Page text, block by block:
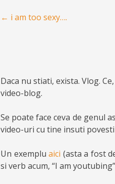
Post navigation
← i am too sexy….
Daca nu stiati, exista. Vlog.
video-blog.
Se poate face ceva de genul
video-uri cu tine insuti
Un exempluaici (asta a fost
si verb acum, “I am